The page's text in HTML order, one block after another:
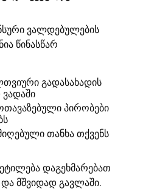
ვალდებულების
წინასწარ
გადასახადის
პირობები
თანხა თქვენს
დაგეხმარებათ
მშვიდად გავლაში.